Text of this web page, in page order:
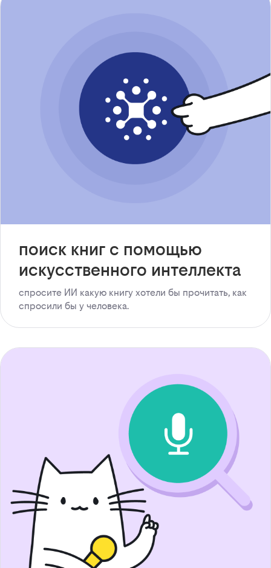
поиск книг с помощью
искусственного интеллекта
спросите ИИ какую книгу хотели бы прочитать, как
спросили бы у человека.